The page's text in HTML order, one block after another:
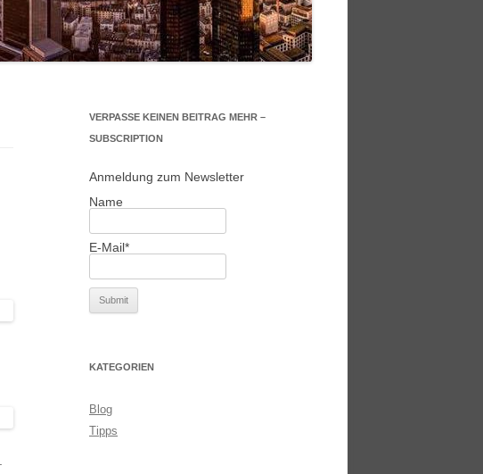
VERPASSE KEINEN BEITRAG MEHR –
SUBSCRIPTION
Anmeldung zum Newsletter
Name
E-Mail*
KATEGORIEN
Blog
Tipps